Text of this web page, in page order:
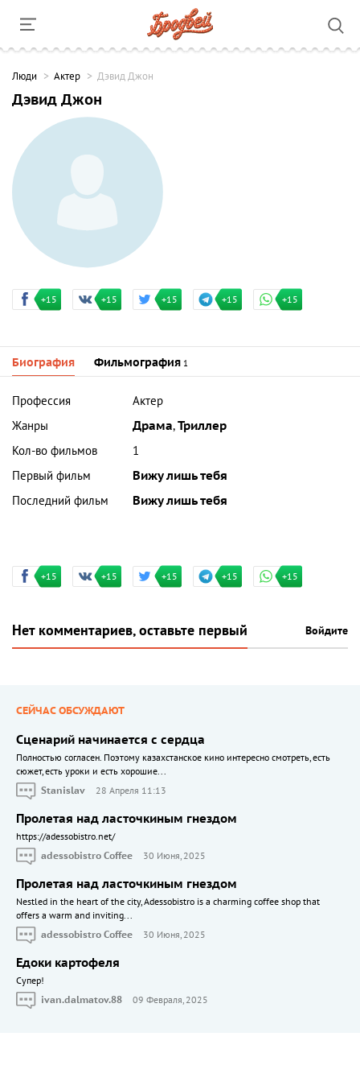
Люди Актер Дэвид Джон
Дэвид Джон
+15 +15 +15 +15 +15
Биография Фильмография 1
Профессия
Актер
Жанры
Драма,Триллер
Кол-во фильмов
1
Первый фильм
Вижу лишь тебя
Последний фильм
Вижу лишь тебя
+15 +15 +15 +15 +15
Нет комментариев, оставьте первый Войдите
СЕЙЧАС ОБСУЖДАЮТ
Сценарий начинается с сердца
Полностью согласен. Поэтому казахстанское кино интересно смотреть, есть
сюжет, есть уроки и есть хорошие...
Stanislav
28 Апреля 11:13
Пролетая над ласточкиным гнездом
https://adessobistro.net/
adessobistro Coffee
30 Июня, 2025
Пролетая над ласточкиным гнездом
Nestled in the heart of the city, Adessobistro is a charming coffee shop that
offers a warm and inviting...
adessobistro Coffee
30 Июня, 2025
Едоки картофеля
Cупер!
ivan.dalmatov.88
09 Февраля, 2025